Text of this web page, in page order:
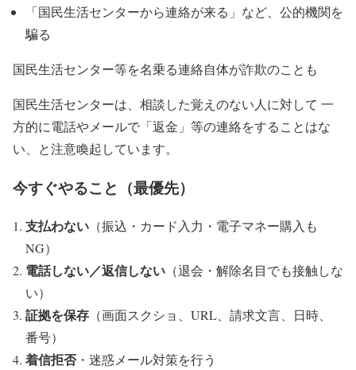
「国民生活センターから連絡が来る」など、公的機関を
騙る
国民生活センター等を名乗る連絡自体が詐欺のことも
国民生活センターは、相談した覚えのない人に対して 一
方的に電話やメールで「返金」等の連絡をすることはな
い、と注意喚起しています。
今すぐやること（最優先）
支払わない （振込・カード入力・電子マネー購入も
NG）
電話しない／返信しない （退会・解除名目でも接触しな
い）
証拠を保存 （画面スクショ、URL、請求文言、日時、
番号）
着信拒否・迷惑メール対策を行う